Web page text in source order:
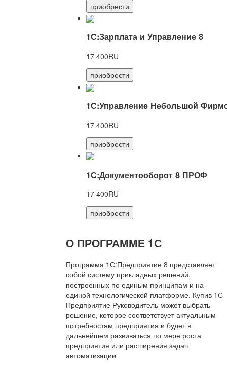
приобрести
1С:Зарплата и Управление 8
17 400RU
приобрести
1С:Управление Небольшой
17 400RU
приобрести
1С:Документооборот 8 ПРОФ
17 400RU
приобрести
О ПРОГРАММЕ 1С
Программа 1С:Предприятие 8 представляет
собой систему прикладных решений,
построенных по единым принципам и на
единой технологической платформе. Купив 1С
Предприятие Руководитель может выбрать
решение, которое соответствует актуальным
потребностям предприятия и будет в
дальнейшем развиваться по мере роста
предприятия или расширения задач
автоматизации